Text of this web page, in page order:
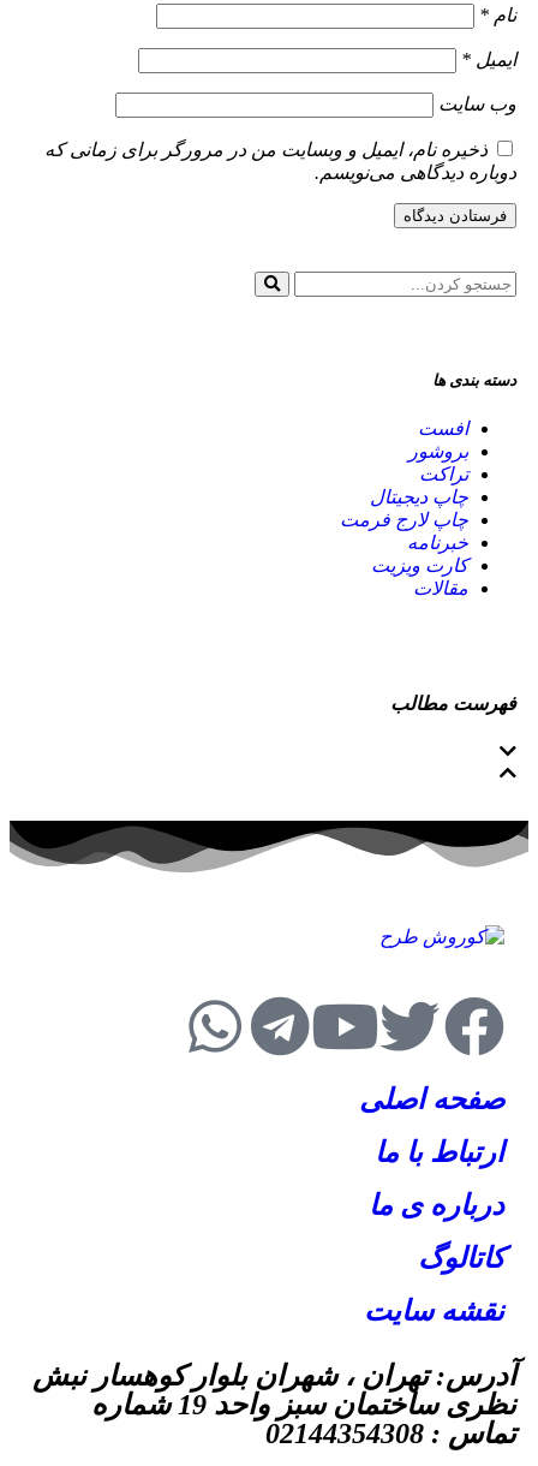
نام *
ایمیل *
وب‌ سایت
ذخیره نام، ایمیل و وبسایت من در مرورگر برای زمانی که
دوباره دیدگاهی می‌نویسم.
دسته بندی ها
افست
بروشور
تراکت
چاپ دیجیتال
چاپ لارج فرمت
خبرنامه
کارت ویزیت
مقالات
فهرست مطالب
صفحه اصلی
ارتباط با ما
درباره ی ما
کاتالوگ
نقشه سایت
آدرس: تهران ، شهران بلوار کوهسار نبش
نظری ساختمان سبز واحد 19 شماره
تماس : 02144354308